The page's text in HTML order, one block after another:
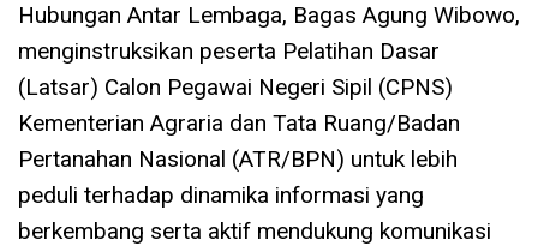
Hubungan Antar Lembaga, Bagas Agung Wibowo,
menginstruksikan peserta Pelatihan Dasar
(Latsar) Calon Pegawai Negeri Sipil (CPNS)
Kementerian Agraria dan Tata Ruang/Badan
Pertanahan Nasional (ATR/BPN) untuk lebih
peduli terhadap dinamika informasi yang
berkembang serta aktif mendukung komunikasi